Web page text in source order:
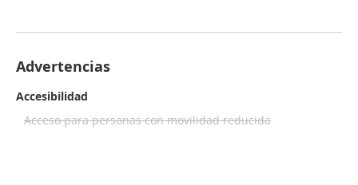
Advertencias
Accesibilidad
Acceso para personas con movilidad reducida